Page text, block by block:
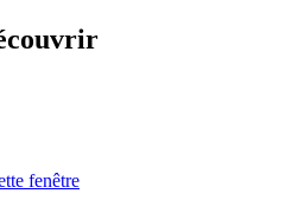
fenêtre